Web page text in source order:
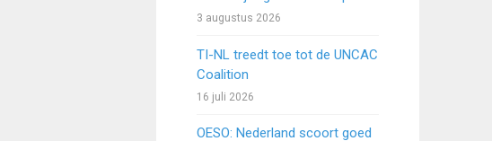
3 augustus 2026
TI-NL treedt toe tot de UNCAC
Coalition
16 juli 2026
OESO: Nederland scoort goed